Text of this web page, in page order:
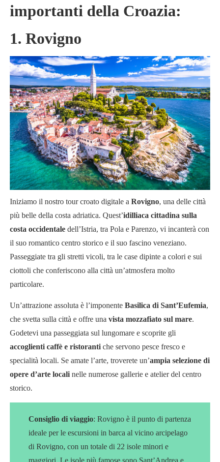
importanti della Croazia:
1. Rovigno
Iniziamo il nostro tour croato digitale a Rovigno, una delle città
più belle della costa adriatica. Quest’idilliaca cittadina sulla
costa occidentale dell’Istria, tra Pola e Parenzo, vi incanterà con
il suo romantico centro storico e il suo fascino veneziano.
Passeggiate tra gli stretti vicoli, tra le case dipinte a colori e sui
ciottoli che conferiscono alla città un’atmosfera molto
particolare.
Un’attrazione assoluta è l’imponente Basilica di Sant’Eufemia,
che svetta sulla città e offre una vista mozzafiato sul mare.
Godetevi una passeggiata sul lungomare e scoprite gli
accoglienti caffè e ristoranti che servono pesce fresco e
specialità locali. Se amate l’arte, troverete un’ampia selezione di
opere d’arte locali nelle numerose gallerie e atelier del centro
storico.
Consiglio di viaggio: Rovigno è il punto di partenza
ideale per le escursioni in barca al vicino arcipelago
di Rovigno, con un totale di 22 isole minori e
maggiori. Le isole più famose sono Sant’Andrea e